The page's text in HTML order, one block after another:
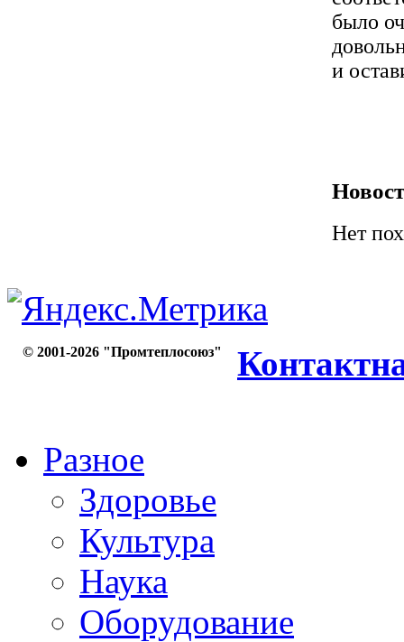
было
и
Нет
© 2001-2026 "Промтеплосоюз"
Разное
Здоровье
Культура
Наука
Оборудование